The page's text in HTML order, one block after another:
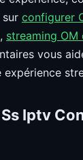
configurer
, streaming OM
vous
Iptv